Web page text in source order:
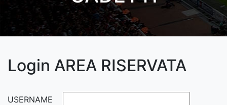
Login AREA RISERVATA
USERNAME